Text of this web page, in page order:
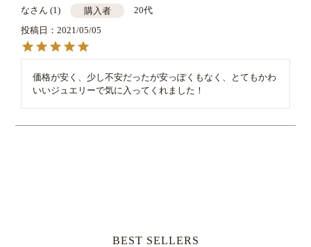
な 1 購入者
20代
投稿日
2021/05/05
価格が安く、少し不安だったが安っぽくもなく、とてもかわ
いいジュエリーで気に入ってくれました！
BEST SELLERS